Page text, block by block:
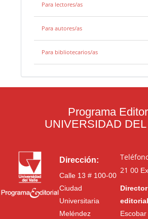
Para lectores/as
Para autores/as
Para bibliotecarios/as
Programa
UNIVERSIDAD
Dirección:
Calle 13 # 100-00
Ciudad
Universitaria
Meléndez
21 00